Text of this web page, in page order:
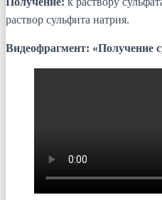
раствор сульфита натрия.
Видеофрагмент: «Получение